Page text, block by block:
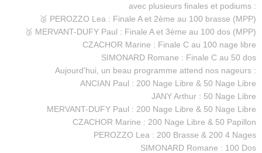
avec plusieurs finales et podiums :
🥈 PEROZZO Lea : Finale A et 2ème au 100 brasse (MPP)
🥉 MERVANT-DUFY Paul : Finale A et 3ème au 100 dos (MPP)
CZACHOR Marine : Finale C au 100 nage libre
SIMONARD Romane : Finale C au 50 dos
Aujourd'hui, un beau programme attend nos nageurs :
ANCIAN Paul : 200 Nage Libre & 50 Nage Libre
JANY Arthur : 50 Nage Libre
MERVANT-DUFY Paul : 200 Nage Libre & 50 Nage Libre
CZACHOR Marine : 200 Nage Libre & 50 Papillon
PEROZZO Lea : 200 Brasse & 200 4 Nages
SIMONARD Romane : 100 Dos